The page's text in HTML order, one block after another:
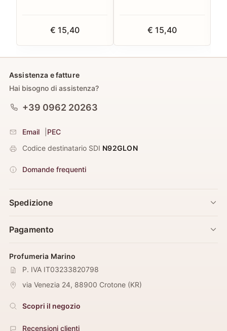
€ 15,40 € 15,40
Assistenza e fatture
Hai bisogno di assistenza?
+39 0962 20263
Email
PEC
Codice destinatario SDI N92GLON
Domande frequenti
Spedizione
Pagamento
Profumeria Marino
P. IVA IT03233820798
via Venezia 24, 88900 Crotone (KR)
Scopri il negozio
Recensioni clienti